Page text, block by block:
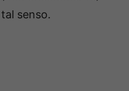
senso.